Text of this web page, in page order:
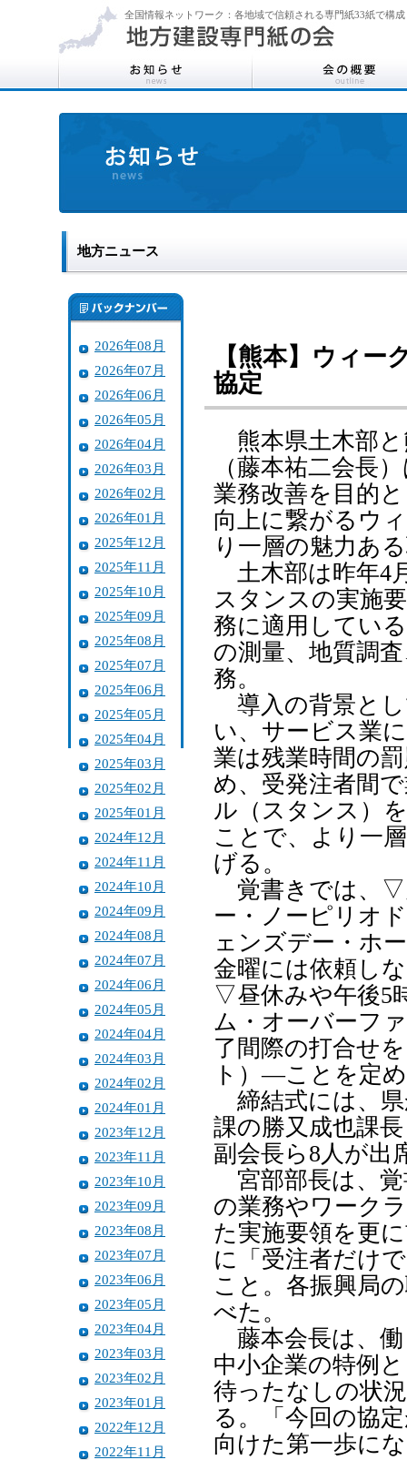
全国情報ネットワーク：各地域で信頼される専門紙33紙で構成
地方ニュース
2026年08月
2026年07月
2026年06月
2026年05月
2026年04月
2026年03月
2026年02月
2026年01月
2025年12月
2025年11月
2025年10月
2025年09月
2025年08月
2025年07月
2025年06月
2025年05月
2025年04月
2025年03月
2025年02月
2025年01月
2024年12月
2024年11月
2024年10月
2024年09月
2024年08月
2024年07月
2024年06月
2024年05月
2024年04月
2024年03月
2024年02月
2024年01月
2023年12月
2023年11月
2023年10月
2023年09月
2023年08月
2023年07月
2023年06月
2023年05月
2023年04月
2023年03月
2023年02月
2023年01月
2022年12月
2022年11月
【熊本】ウィ
協定
熊本県土木部と
（藤本祐二会長
業務改善を目的
向上に繋がるウ
り一層の魅力あ
土木部は昨年4
スタンスの実施
務に適用してい
の測量、地質調
務。
導入の背景とし
い、サービス業
業は残業時間の
め、受発注者間
ル（スタンス）
ことで、より一
げる。
覚書きでは、▽
ー・ノーピリオ
ェンズデー・ホ
金曜には依頼し
▽昼休みや午後5
ム・オーバーフ
了間際の打合せ
ト）―ことを定
締結式には、県
課の勝又成也課
副会長ら8人が出
宮部部長は、覚
の業務やワーク
た実施要領を更
に「受注者だけ
こと。各振興局
べた。
藤本会長は、働
中小企業の特例
待ったなしの状
る。「今回の協
向けた第一歩に